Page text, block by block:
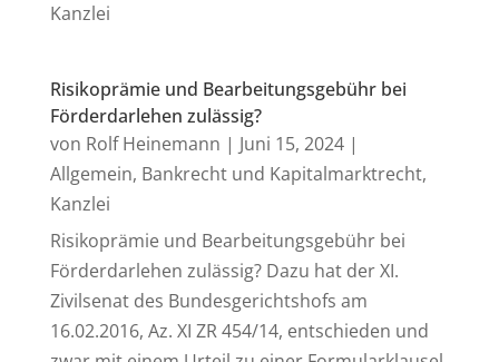
Kanzlei
Risikoprämie und Bearbeitungsgebühr bei
Förderdarlehen zulässig?
von Rolf Heinemann | Juni 15, 2024|
Allgemein, Bankrecht und Kapitalmarktrecht,
Kanzlei
Risikoprämie und Bearbeitungsgebühr bei
Förderdarlehen zulässig? Dazu hat der XI.
Zivilsenat des Bundesgerichtshofs am
16.02.2016, Az. XI ZR 454/14, entschieden und